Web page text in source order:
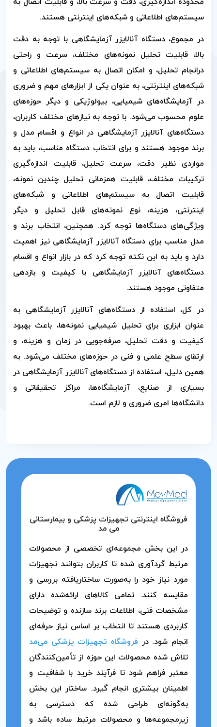
سیستم‌های اطلاعاتی و شبکه‌های اینترنتی هستند.
در مجموع، دستگاه آنالایزر آزمایشگاهی با توجه به دقت
بالا، قابلیت تحلیل نمونه‌های مختلف، سرعت و راحتی
درانجام تحلیل، و امکان اتصال به سیستم‌های اطلاعاتی و
شبکه‌های اینترنتی، به عنوان یکی از ابزارهای مهم و ضروری
در آزمایشگاه‌های شیمیایی، بیولوژیکی و دیگر حوزه‌های
علوم محسوب می‌شود. با توجه به نیازهای مختلف کاربران،
دستگاه‌های آنالایزر آزمایشگاهی در انواع و اقسام مدل و
برند موجود هستند و برای انتخاب دستگاه مناسب، باید به
مواردی نظیر دقت، سرعت تحلیل، قابلیت اندازه‌گیری
ترکیبات مختلف، قابلیت همزمانی تحلیل چندین نمونه،
قابلیت اتصال به سیستم‌های اطلاعاتی و شبکه‌های
اینترنتی، هزینه، نوع نمونه‌های قابل تحلیل و دیگر
ویژگی‌های دستگاه‌ها توجه کرد. همچنین، انتخاب برند و
مدل مناسب برای دستگاه آنالایزر آزمایشگاهی نیز اهمیت
دارد و باید به این نکته توجه کرد که در بازار انواع و اقسام
دستگاه‌های آنالایزر آزمایشگاهی با کیفیت و بازدهی
متفاوتی موجود هستند.
در کل، استفاده از دستگاه‌های آنالایزر آزمایشگاهی به
عنوان ابزاری برای تحلیل شیمیایی نمونه‌ها، باعث بهبود
کیفیت و دقت تحلیل، صرفه‌جویی در زمان و هزینه، و
ارتقای سطح علمی و فنی در حوزه‌های مختلف می‌شود. به
همین دلیل، استفاده از دستگاه‌های آنالایزر آزمایشگاهی در
بسیاری از صنایع، آزمایشگاه‌ها، مراکز تحقیقاتی و
دانشگاه‌ها امری ضروری و لازم است.
فروشگاه اینترنتی تجهیزات پزشکی و بیمارستانی
می مد
در این بخش مجموعه‌ای تخصصی از محصولات
مرتبط گردآوری شده تا کاربران بتوانند تجهیزات
مورد نیاز خود را به‌صورت ساختاریافته بررسی و
مقایسه کنند. تمامی کالاهای ارائه‌شده دارای
مشخصات فنی، اطلاعات برند سازنده و توضیحات
کاربردی هستند تا انتخاب بر اساس نیاز حرفه‌ای
انجام شود. در فروشگاه تجهیزات پزشکی می‌مد
تلاش شده محصولات این حوزه از تأمین‌کنندگان
معتبر فراهم شود تا فرآیند خرید با شفافیت و
اطمینان بیشتری انجام گیرد. ساختار این بخش
به‌گونه‌ای طراحی شده که دسترسی به
زیرمجموعه‌ها و محصولات مرتبط ساده باشد و